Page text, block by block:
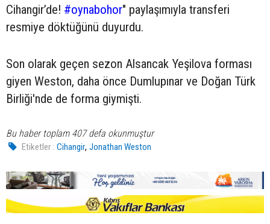
Cihangir’de! #oynabohor" paylaşımıyla transferi
resmiye döktüğünü duyurdu.
Son olarak geçen sezon Alsancak Yeşilova forması
giyen Weston, daha önce Dumlupınar ve Doğan Türk
Birliği'nde de forma giymişti.
Bu haber toplam 407 defa okunmuştur
Etiketler : Cihangir,Jonathan Weston